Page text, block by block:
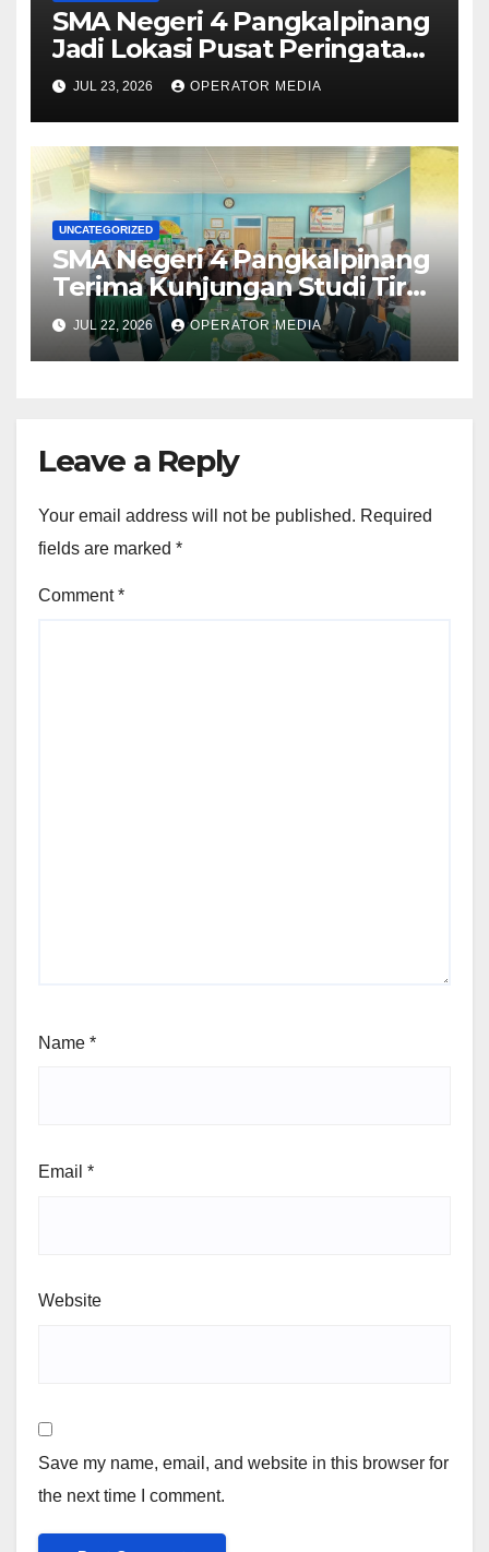
SMA Negeri 4 Pangkalpinang
Jadi Lokasi Pusat Peringatan
Hari Anak Nasional 2026 di
Bangka Belitung
JUL 23, 2026 OPERATOR MEDIA
UNCATEGORIZED
SMA Negeri 4 Pangkalpinang
Terima Kunjungan Studi Tiru
Manajemen dari SMA Negeri 1
Lubuk Besar
JUL 22, 2026 OPERATOR MEDIA
Leave a Reply
Your email address will not be published. Required
fields are marked *
Comment*
Name *
Email *
Website
Save my name, email, and website in this browser for
the next time I comment.